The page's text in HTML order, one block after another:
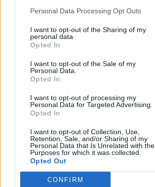
Personal Data Processing Opt Outs
I want to opt-out of the Sharing of my
personal data.
Opted In
I want to opt-out of the Sale of my
Personal Data.
Opted In
I want to opt-out of processing my
Personal Data for Targeted Advertising.
Opted In
I want to opt-out of Collection, Use,
Retention, Sale, and/or Sharing of my
Personal Data that Is Unrelated with the
Purposes for which it was collected.
Opted Out
CONFIRM
UDMR
PMP (Tomac)
Forța Dreptei (L. Orban)
PNȚMM
REPER
SENS
POT (Gavrilă)
PACE (Peia)
Acțiunea Conservatoare (Târziu)
PDF (Lazarus)